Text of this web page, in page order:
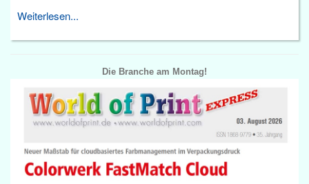
Weiterlesen...
Die Branche am Montag!